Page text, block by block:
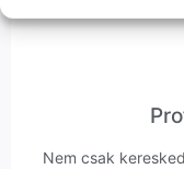
Nem csak